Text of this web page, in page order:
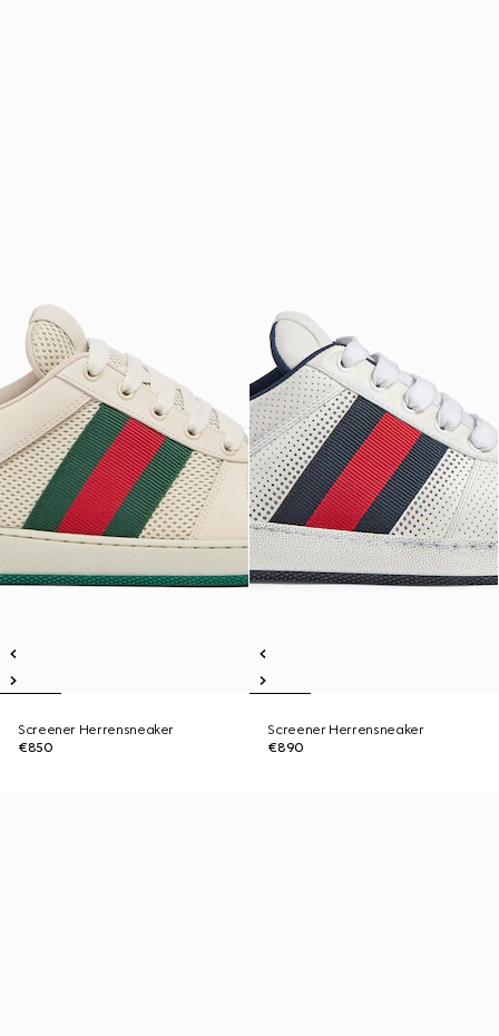
Screener Herrensneaker
€850
Screener Herrensneaker
€890